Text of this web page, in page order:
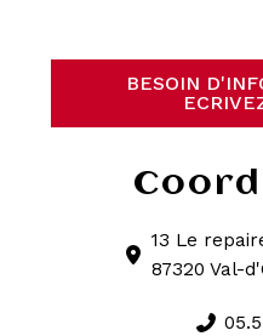
BESOIN
13 Le
87320 Val-